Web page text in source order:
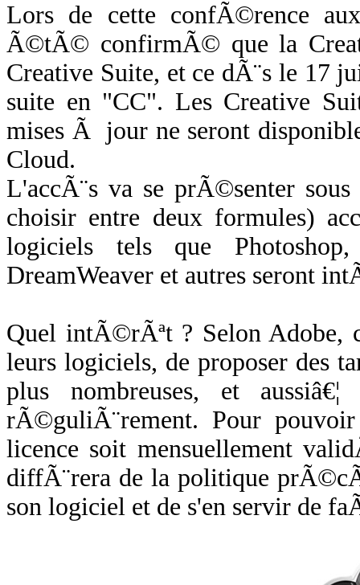
Lors de cette confÃ©rence
Ã©tÃ© confirmÃ© que la
Creative Suite, et ce dÃ¨s le 17
suite en "CC". Les Creative
mises Ã jour ne seront
Cloud.
L'accÃ¨s va se prÃ©senter
choisir entre deux formules)
logiciels tels que
DreamWeaver et autres seront
Quel intÃ©rÃªt ? Selon Adobe,
leurs logiciels, de proposer des
plus nombreuses, et
rÃ©guliÃ¨rement. Pour
licence soit mensuellement
diffÃ¨rera de la politique
son logiciel et de s'en servir de